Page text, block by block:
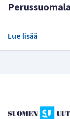
Lue lisää